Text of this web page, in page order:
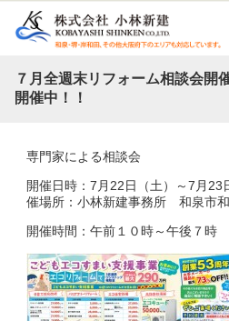
７月全週末リフォーム相談会開
開催中！！
専門家による相談会
開催日時：7月22日（土）～7月23
催場所：小林新建事務所 和泉市
開催時間：午前１０時～午後７時